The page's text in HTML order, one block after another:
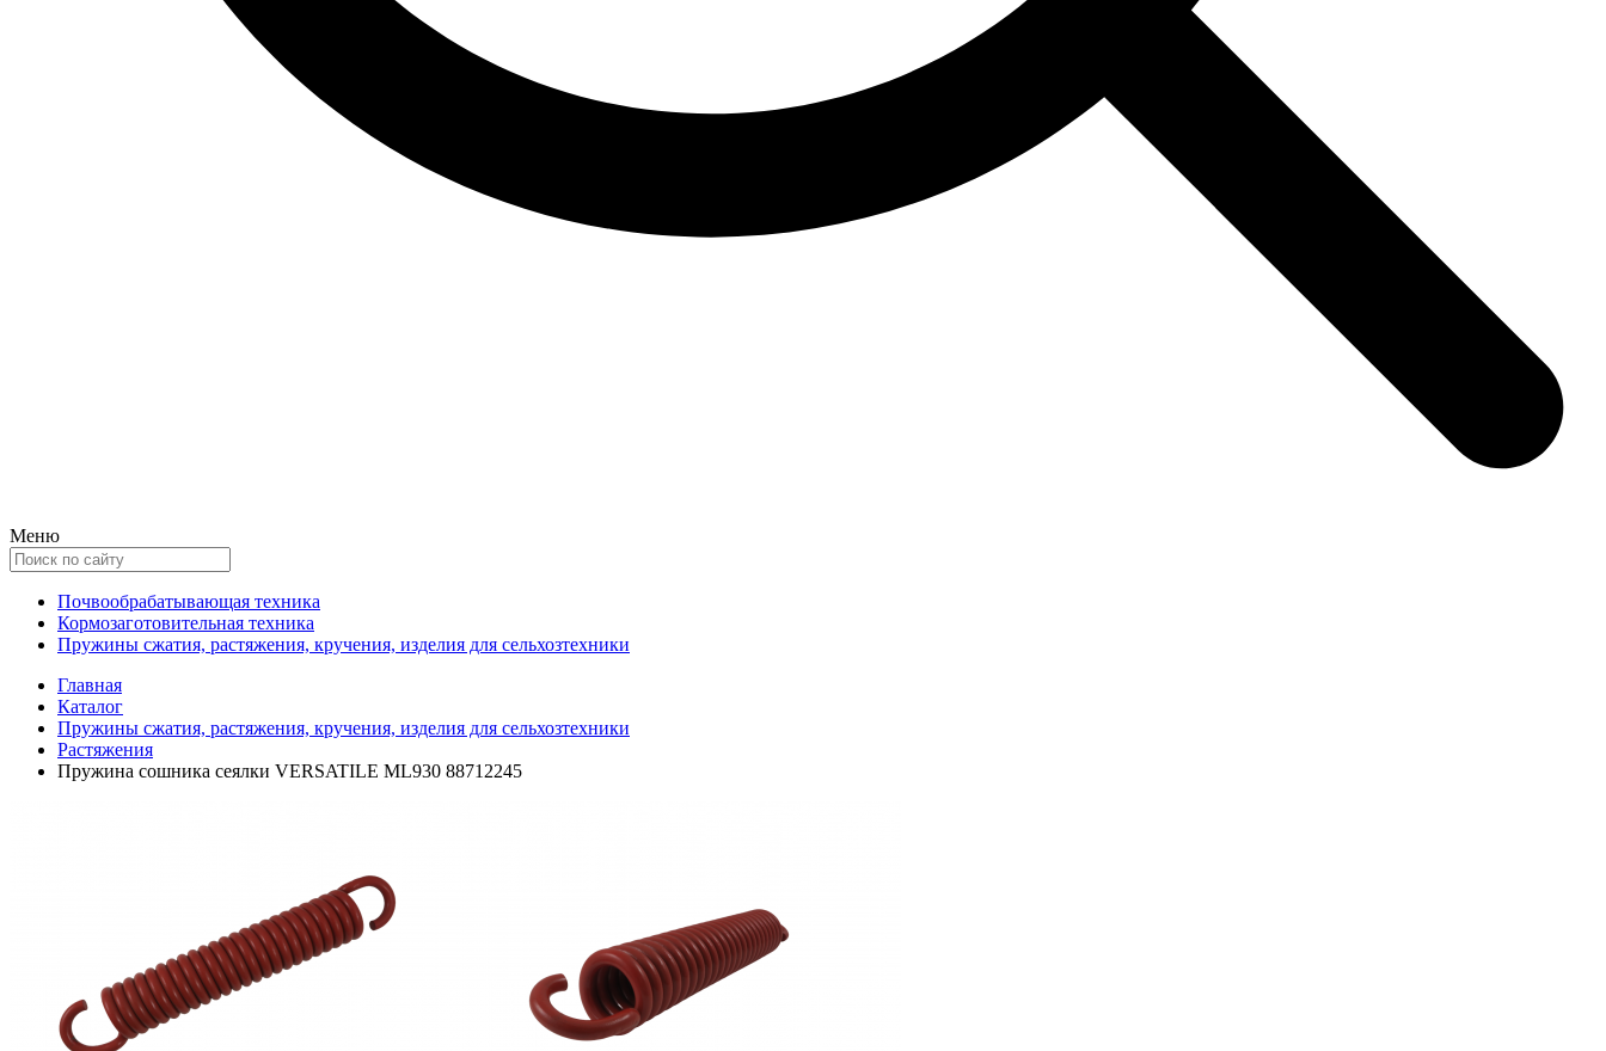
Меню
Почвообрабатывающая техника
Кормозаготовительная техника
Пружины сжатия, растяжения, кручения, изделия для сельхозтехники
Главная
Каталог
Пружины сжатия, растяжения, кручения, изделия для сельхозтехники
Растяжения
Пружина сошника сеялки VERSATILE ML930 88712245